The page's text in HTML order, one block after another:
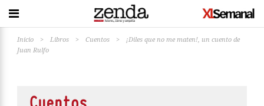
Inicio > Libros > Cuentos >
¡Diles que no me maten!, un cuento de
Juan Rulfo